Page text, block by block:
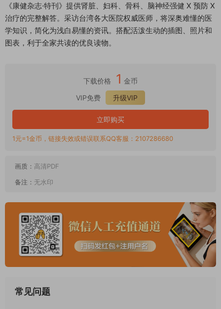
《康健杂志·特刊》提供肾脏、妇科、骨科、脑神经强健 X 预防 X
治疗的完整解答。采访台湾各大医院权威医师，将深奥难懂的医
学知识，简化为浅白易懂的资讯。搭配活泼生动的插图、照片和
图表，利于全家共读的优良读物。
下载价格 1 金币
VIP免费
升级VIP
立即购买
1元=1金币，链接失效或错误联系QQ客服：2107286680
画质： 高清PDF
备注： 无水印
常见问题